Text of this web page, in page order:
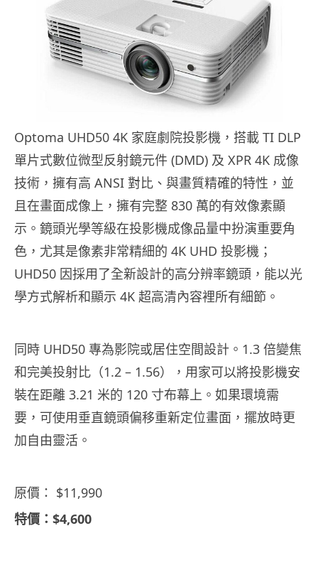
Optoma UHD50 4K 家庭劇院投影機，搭載 TI DLP
單片式數位微型反射鏡元件 (DMD) 及 XPR 4K 成像
技術，擁有高 ANSI 對比、與畫質精確的特性，並
且在畫面成像上，擁有完整 830 萬的有效像素顯
示。鏡頭光學等級在投影機成像品量中扮演重要角
色，尤其是像素非常精細的 4K UHD 投影機；
UHD50 因採用了全新設計的高分辨率鏡頭，能以光
學方式解析和顯示 4K 超高清內容裡所有細節。
同時 UHD50 專為影院或居住空間設計。1.3 倍變焦
和完美投射比（1.2 – 1.56），用家可以將投影機安
裝在距離 3.21 米的 120 寸布幕上。如果環境需
要，可使用垂直鏡頭偏移重新定位畫面，擺放時更
加自由靈活。
原價： $11,990
特價：$4,600